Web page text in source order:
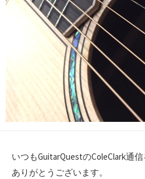
いつもGuitarQuestのColeClark通
ありがとうございます。